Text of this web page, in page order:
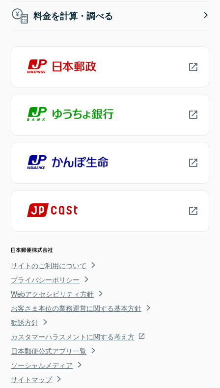
料金を計算・調べる
サイトのご利用について
プライバシーポリシー
Webアクセシビリティ方針
お客さま本位の業務運営に関する基本方針
勧誘方針
カスタマーハラスメントに関する考え方
日本郵便公式アプリ一覧
ソーシャルメディア
サイトマップ